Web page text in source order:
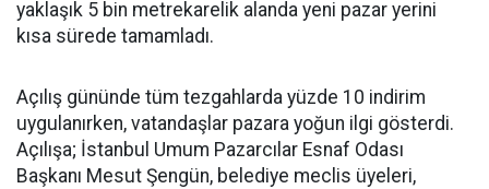
yaklaşık 5 bin metrekarelik alanda yeni pazar yerini
kısa sürede tamamladı.
Açılış gününde tüm tezgahlarda yüzde 10 indirim
uygulanırken, vatandaşlar pazara yoğun ilgi gösterdi.
Açılışa; İstanbul Umum Pazarcılar Esnaf Odası
Başkanı Mesut Şengün, belediye meclis üyeleri,